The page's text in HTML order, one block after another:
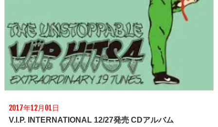
2017年12月01日
V.I.P. INTERNATIONAL 12/27発売 CDアルバム